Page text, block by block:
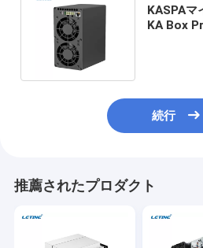
KASPAマ
KA Box
続行
推薦されたプロダクト